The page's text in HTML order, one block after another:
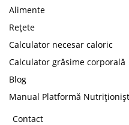
Alimente
Rețete
Calculator necesar caloric
Calculator grăsime corporală
Blog
Manual Platformă
Contact